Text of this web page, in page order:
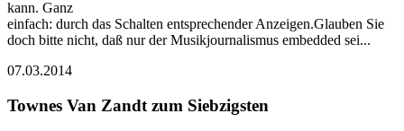
kann. Ganz
einfach: durch das Schalten entsprechender Anzeigen.Glauben Sie
doch bitte nicht, daß nur der Musikjournalismus embedded sei...
07.03.2014
Townes Van Zandt zum Siebzigsten